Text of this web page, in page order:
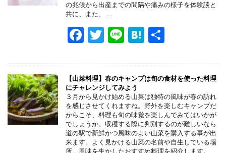
o
k
の兆候から出産までの間隔や痛みの様子を体験談と
共に、また、 ...
F
c
e
b
o
o
k
T
tt
er
Li
e
H
e
n
a
【山菜料理】春のキャンプは旬の食材を使った料理
にチャレンジしてみよう
３月から見かけ始める山菜は独特の風味が春の訪れ
を感じさせてくれますね。野外を楽しむキャンプだ
からこそ、料理も旬の味覚を楽しんでみてはいかが
でしょうか。収穫する際に判別するのが難しいなら
道の駅で新鮮かつ風味のよい山菜を購入する事が出
来ます。よく見かける山菜の名前や自生している場
所、風味を生かしたおすすめ料理を紹介します。